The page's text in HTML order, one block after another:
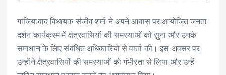
गाजियाबाद विधायक संजीव शर्मा ने अपने आवास पर आयोजित जनता
दर्शन कार्यक्रम में क्षेत्रवासियों की समस्याओं को सुना और उनके
समाधान के लिए संबंधित अधिकारियों से वार्ता की। इस अवसर पर
उन्होंने क्षेत्रवासियों की समस्याओं को गंभीरता से लिया और उन्हें